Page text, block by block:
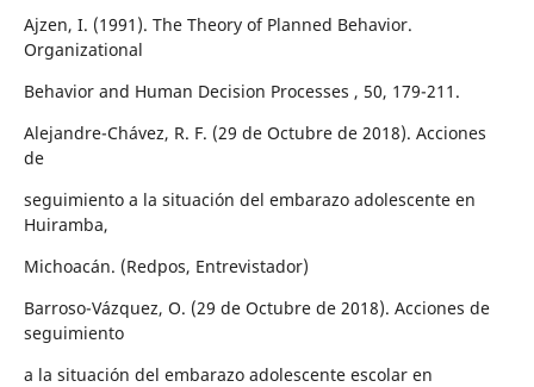
Ajzen, I. (1991). The Theory of Planned Behavior.
Organizational
Behavior and Human Decision Processes , 50, 179-211.
Alejandre-Chávez, R. F. (29 de Octubre de 2018). Acciones
de
seguimiento a la situación del embarazo adolescente en
Huiramba,
Michoacán. (Redpos, Entrevistador)
Barroso-Vázquez, O. (29 de Octubre de 2018). Acciones de
seguimiento
a la situación del embarazo adolescente escolar en